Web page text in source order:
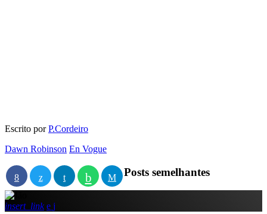
Escrito porP.Cordeiro
Dawn Robinson En Vogue
Posts semelhantes
insert_link